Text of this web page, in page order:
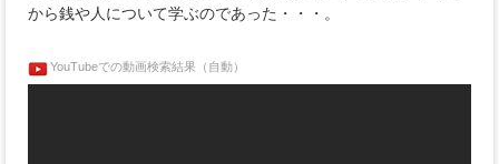
から銭や人について学ぶのであった・・・。
YouTubeでの動画検索結果（自動）